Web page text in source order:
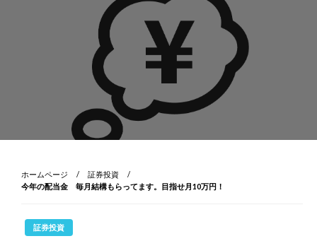
ホームページ
証券投資
今年の配当金 毎月結構もらってます。目指せ月10万円！
証券投資